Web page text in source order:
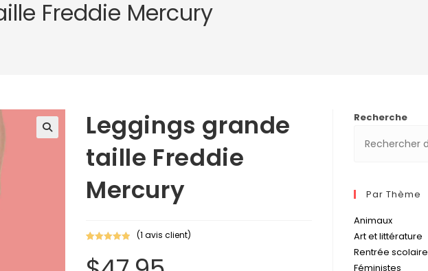
Freddie Mercury
Leggings grande
taille Freddie
Mercury
sur 5
(1 avis client)
Recherche
Par Thème
Animaux
Art et littérature
Rentrée scolaire
Féministes